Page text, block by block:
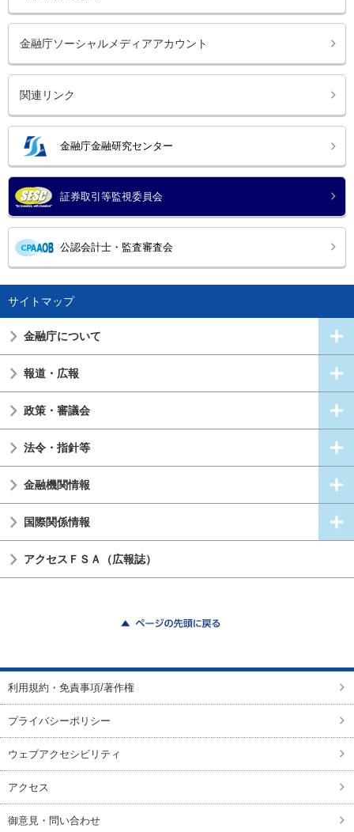
金融庁ソーシャルメディアアカウント
関連リンク
金融庁金融研究センター
証券取引等監視委員会
公認会計士・監査審査会
サイトマップ
金融庁について
報道・広報
政策・審議会
法令・指針等
金融機関情報
国際関係情報
アクセスＦＳＡ（広報誌）
利用規約・免責事項/著作権
プライバシーポリシー
ウェブアクセシビリティ
アクセス
御意見・問い合わせ